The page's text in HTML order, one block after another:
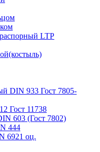
LTP
DIN 933 Гост 7805-
Гост 11738
603 (Гост 7802)
444
6921 оц.